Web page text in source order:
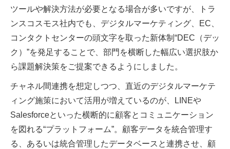
ツールや解決方法が必要となる場合が多いですが、トラ
ンスコスモス社内でも、デジタルマーケティング、EC、
コンタクトセンターの頭文字を取った新体制“DEC（デッ
ク）”を発足することで、部門を横断した幅広い選択肢か
ら課題解決策をご提案できるようにしました。
チャネル間連携を想定しつつ、直近のデジタルマーケテ
ィング施策において活用が増えているのが、LINEや
Salesforceといった横断的に顧客とコミュニケーション
を図れる“プラットフォーム”。顧客データを統合管理す
る、あるいは統合管理したデータベースと連携させ、顧